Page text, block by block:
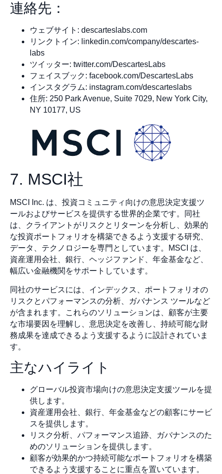
連絡先：
ウェブサイト: descarteslabs.com
リンクトイン: linkedin.com/company/descartes-
labs
ツイッター: twitter.com/DescartesLabs
フェイスブック: facebook.com/DescartesLabs
インスタグラム: instagram.com/descarteslabs
住所: 250 Park Avenue, Suite 7029, New York City,
NY 10177, US
7. MSCI社
MSCI Inc. は、投資コミュニティ向けの意思決定支援ツ
ールおよびサービスを提供する世界的企業です。同社
は、クライアントがリスクとリターンを分析し、効果的
な投資ポートフォリオを構築できるよう支援する研究、
データ、テクノロジーを専門としています。MSCI は、
資産運用会社、銀行、ヘッジファンド、年金基金など、
幅広い金融機関をサポートしています。
同社のサービスには、インデックス、ポートフォリオの
リスクとパフォーマンスの分析、ガバナンス ツールなど
が含まれます。これらのソリューションは、顧客が主要
な市場要因を理解し、意思決定を改善し、持続可能な財
務成果を達成できるよう支援するように設計されていま
す。
主なハイライト
グローバル投資市場向けの意思決定支援ツールを提
供します。
資産運用会社、銀行、年金基金などの顧客にサービ
スを提供します。
リスク分析、パフォーマンス追跡、ガバナンスのた
めのソリューションを提供します。
顧客が効果的かつ持続可能なポートフォリオを構築
できるよう支援することに重点を置いています。